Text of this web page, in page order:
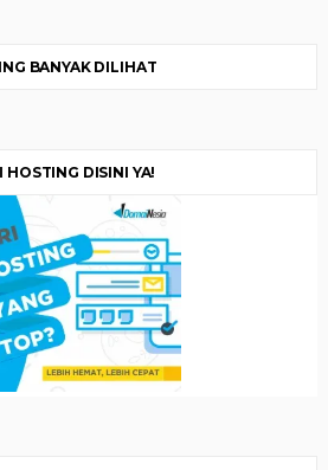
BANYAK DILIHAT
HOSTING DISINI YA!